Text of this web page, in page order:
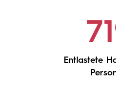
Entlastete